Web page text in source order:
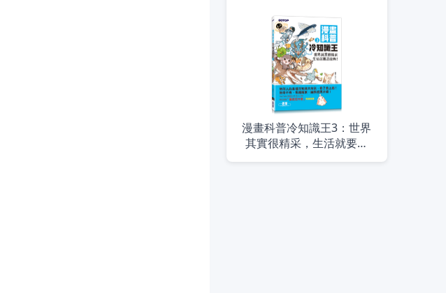
漫畫科普冷知識王3：世界
其實很精采，生活就要這
麼嗨！